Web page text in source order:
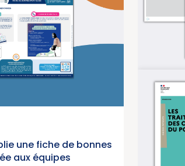
une fiche de bonnes
aux équipes
EN SAVOIR PLUS
des cancers en